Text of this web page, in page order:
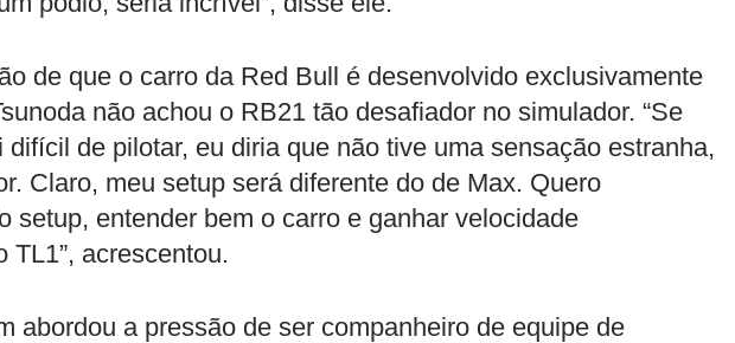
de que o carro da Red Bull é desenvolvido exclusivamente
não achou o RB21 tão desafiador no simulador. “Se
de pilotar, eu diria que não tive uma sensação estranha,
Claro, meu setup será diferente do de Max. Quero
setup, entender bem o carro e ganhar velocidade
TL1”, acrescentou.
abordou a pressão de ser companheiro de equipe de